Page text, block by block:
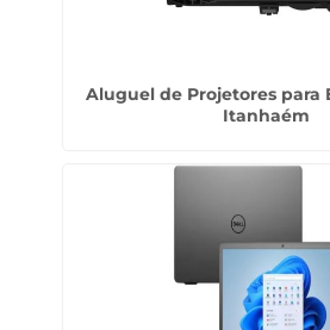
Aluguel de Projetores para
Itanhaém